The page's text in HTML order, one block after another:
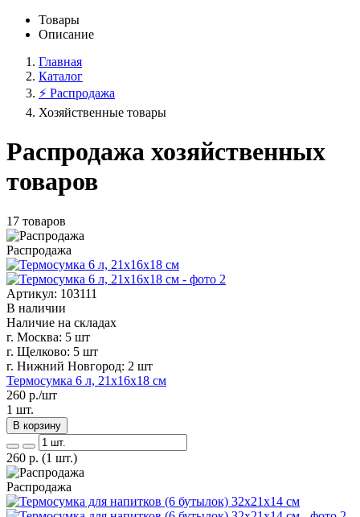
Товары
Описание
Главная
Каталог
⚡️ Распродажа
Хозяйственные товары
Распродажа хозяйственных
товаров
17 товаров
Распродажа
Артикул: 103111
В наличии
Наличие на складах
г. Москва: 5 шт
г. Щелково: 5 шт
г. Нижний Новгород: 2 шт
Термосумка 6 л, 21х16х18 см
260 р./шт
1 шт.
В корзину
260 р. (1 шт.)
Распродажа